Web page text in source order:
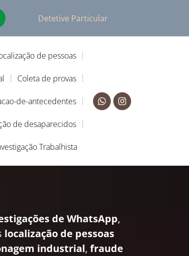
Detetive Particular
de pessoas
Coleta de provas
de-antecedentes
de desaparecidos
Trabalhista
de WhatsApp,
localização de pessoas
industrial, fraude